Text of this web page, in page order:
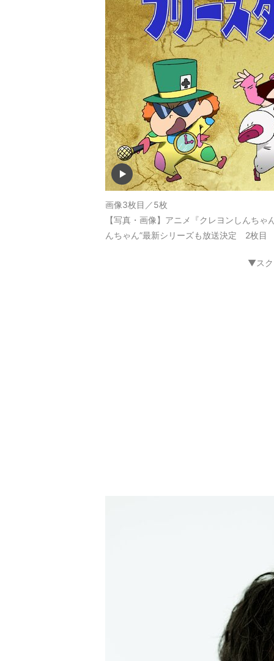
画像3枚目／5枚
【写真・画像】アニメ『クレヨンしんち
んちゃん”最新シリーズも放送決定 2枚目
▼スク